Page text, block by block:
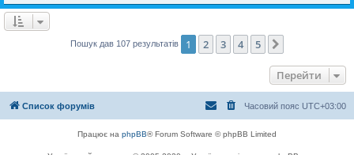
Пошук дав 107 результатів 1 2 3 4 5
Перейти
Список форумів Часовий пояс UTC+03:00
Працює на phpBB® Forum Software © phpBB Limited